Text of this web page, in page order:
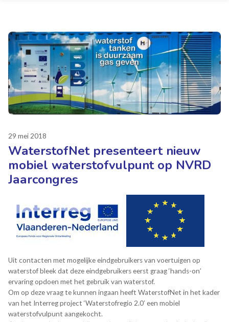
29 mei 2018
WaterstofNet presenteert nieuw
mobiel waterstofvulpunt op NVRD
Jaarcongres
Uit contacten met mogelijke eindgebruikers van voertuigen op
waterstof bleek dat deze eindgebruikers eerst graag ‘hands-on’
ervaring opdoen met het gebruik van waterstof.
Om op deze vraag te kunnen ingaan heeft WaterstofNet in het kader
van het Interreg project ‘Waterstofregio 2.0’ een mobiel
waterstofvulpunt aangekocht.